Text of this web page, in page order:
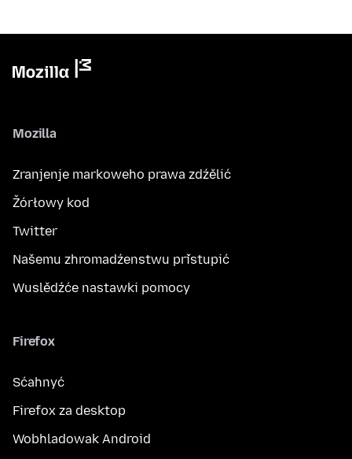
Mozilla
Zranjenje markoweho prawa zdźělić
Žórłowy kod
Twitter
Našemu zhromadźenstwu přistupić
Wuslědźće nastawki pomocy
Firefox
Sćahnyć
Firefox za desktop
Wobhladowak Android